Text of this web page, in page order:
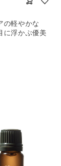
の軽やかな
に浮かぶ優美